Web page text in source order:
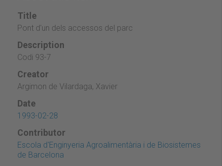
Title
Pont d'un dels accessos del parc
Description
Codi 93-7
Creator
Argimon de Vilardaga, Xavier
Date
1993-02-28
Contributor
Escola d'Enginyeria Agroalimentària i de Biosistemes
de Barcelona